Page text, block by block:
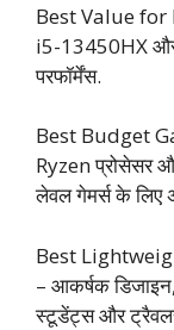
Best Value for
i5-13450HX
परफॉर्मेंस.
Best Budget
Ryzen प्रोसेसर
लेवल गेमर्स के लिए
Best
– आकर्षक
स्टूडेंट्स और